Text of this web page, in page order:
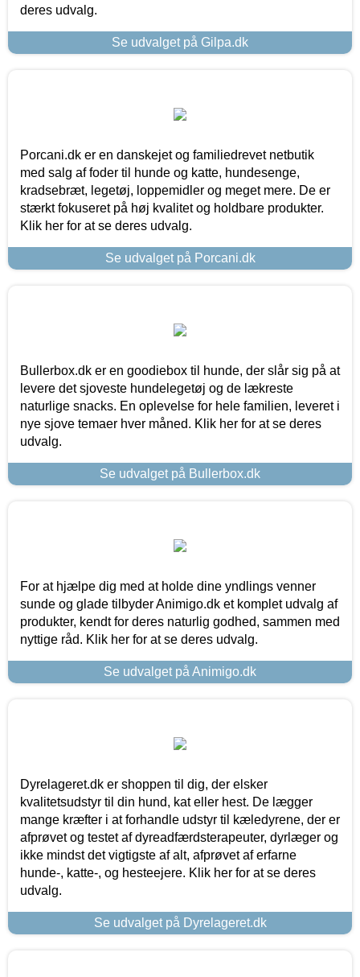
deres udvalg.
Se udvalget på Gilpa.dk
Porcani.dk er en danskejet og familiedrevet netbutik
med salg af foder til hunde og katte, hundesenge,
kradsebræt, legetøj, loppemidler og meget mere. De er
stærkt fokuseret på høj kvalitet og holdbare produkter.
Klik her for at se deres udvalg.
Se udvalget på Porcani.dk
Bullerbox.dk er en goodiebox til hunde, der slår sig på at
levere det sjoveste hundelegetøj og de lækreste
naturlige snacks. En oplevelse for hele familien, leveret i
nye sjove temaer hver måned. Klik her for at se deres
udvalg.
Se udvalget på Bullerbox.dk
For at hjælpe dig med at holde dine yndlings venner
sunde og glade tilbyder Animigo.dk et komplet udvalg af
produkter, kendt for deres naturlig godhed, sammen med
nyttige råd. Klik her for at se deres udvalg.
Se udvalget på Animigo.dk
Dyrelageret.dk er shoppen til dig, der elsker
kvalitetsudstyr til din hund, kat eller hest. De lægger
mange kræfter i at forhandle udstyr til kæledyrene, der er
afprøvet og testet af dyreadfærdsterapeuter, dyrlæger og
ikke mindst det vigtigste af alt, afprøvet af erfarne
hunde-, katte-, og hesteejere. Klik her for at se deres
udvalg.
Se udvalget på Dyrelageret.dk